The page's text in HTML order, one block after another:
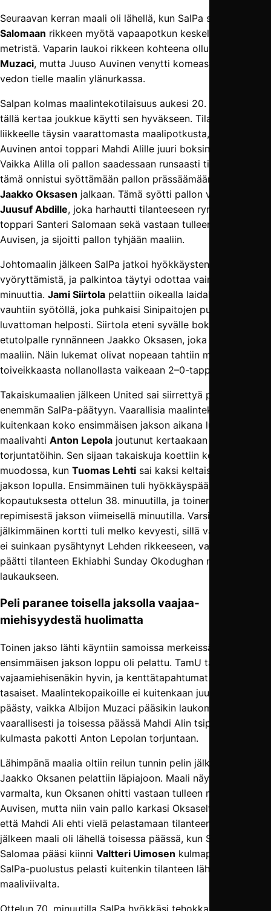
Seuraavan kerran maali oli lähellä, kun SalPa sai
Salomaan rikkeen myötä vapaapotkun keskeltä reilusta 20
metristä. Vaparin laukoi rikkeen kohteena ollut
Muzaci, mutta Juuso Auvinen venytti komeasti kätensä
vedon tielle maalin ylänurkassa.
Salpan kolmas maalintekotilaisuus aukesi 20. minuutilla, ja
tällä kertaa joukkue käytti sen hyväkseen. Tilanne lähti
liikkeelle täysin vaarattomasta maalipotkusta, jonka Juuso
Auvinen antoi toppari Mahdi Alille juuri boksin ulkopuolelle.
Vaikka Alilla oli pallon saadessaan runsaasti tilaa ja aikaa,
tämä onnistui syöttämään pallon prässäämään tulleen
Jaakko Oksasen jalkaan. Tämä syötti pallon viereensä
Juusuf Abdille, joka harhautti tilanteeseen rynnännen
toppari Santeri Salomaan sekä vastaan tulleen Juuso
Auvisen, ja sijoitti pallon tyhjään maaliin.
Johtomaalin jälkeen SalPa jatkoi hyökkäystensä
vyöryttämistä, ja palkintoa täytyi odottaa vain kolmisen
minuuttia. Jami Siirtola pelattiin oikealla laidalla täytteen
vauhtiin syötöllä, joka puhkaisi Sinipaitojen puolustuslinjan
luvattoman helposti. Siirtola eteni syvälle boksiin, ja löysi
etutolpalle rynnänneen Jaakko Oksasen, joka liukui pallon
maaliin. Näin lukemat olivat nopeaan tahtiin muuttuneet
toiveikkaasta nollanollasta vaikeaan 2–0-tappioasemaan.
Takaiskumaalien jälkeen United sai siirrettyä painetta
enemmän SalPa-päätyyn. Vaarallisia maalintekopaikkoja ei
kuitenkaan koko ensimmäisen jakson aikana luotu, eikä
maalivahti Anton Lepola joutunut kertaakaan varsinaisiin
torjuntatöihin. Sen sijaan takaiskuja koettiin korttien
muodossa, kun Tuomas Lehti sai kaksi keltaista korttia
jakson lopulla. Ensimmäinen tuli hyökkäyspään sukille
kopautuksesta ottelun 38. minuutilla, ja toinen paidasta
repimisestä jakson viimeisellä minuutilla. Varsinkin
jälkimmäinen kortti tuli melko kevyesti, sillä vastahyökkäys
ei suinkaan pysähtynyt Lehden rikkeeseen, vaan SalPa
päätti tilanteen Ekhiabhi Sunday Okodughan näyttävään
laukaukseen.
Peli paranee toisella jaksolla vaajaa­
miehisyydestä huolimatta
Toinen jakso lähti käyntiin samoissa merkeissä, joissa
ensimmäisen jakson loppu oli pelattu. TamU taisteli
vajaamiehisenäkin hyvin, ja kenttätapahtumat olivat varsin
tasaiset. Maalintekopaikoille ei kuitenkaan juurikaan
päästy, vaikka Albijon Muzaci pääsikin laukomaan kerran
vaarallisesti ja toisessa päässä Mahdi Alin tsippi pienestä
kulmasta pakotti Anton Lepolan torjuntaan.
Lähimpänä maalia oltiin reilun tunnin pelin jälkeen, kun
Jaakko Oksanen pelattiin läpiajoon. Maali näytti jo
varmalta, kun Oksanen ohitti vastaan tulleen maalivahti
Auvisen, mutta niin vain pallo karkasi Oksaselta sen verran,
että Mahdi Ali ehti vielä pelastamaan tilanteen. Pian tämän
jälkeen maali oli lähellä toisessa päässä, kun Santeri
Salomaa pääsi kiinni Valtteri Uimosen kulmapotkuun.
SalPa-puolustus pelasti kuitenkin tilanteen lähes
maaliviivalta.